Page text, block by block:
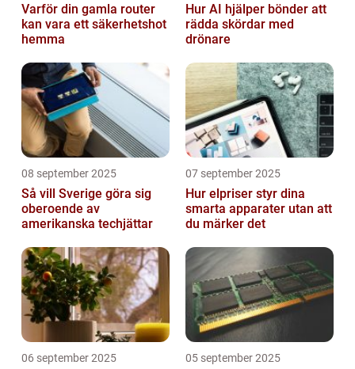
Varför din gamla router
kan vara ett säkerhetshot
hemma
Hur AI hjälper bönder att
rädda skördar med
drönare
08 september 2025
Så vill Sverige göra sig
oberoende av
amerikanska techjättar
07 september 2025
Hur elpriser styr dina
smarta apparater utan att
du märker det
06 september 2025 05 september 2025